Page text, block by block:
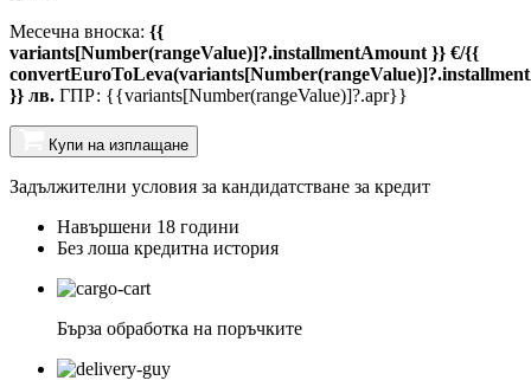
Месечна вноска: {{
variants[Number(rangeValue)]?.installmentAmount }} €/{{
}} лв. ГПР: {{variants[Number(rangeValue)]?.apr}}
Купи на изплащане
Задължителни условия за кандидатстване за кредит
Навършени 18 години
Без лоша кредитна история
Бърза обработка на поръчките